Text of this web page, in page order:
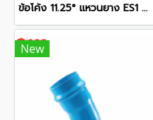
ข้อโค้ง 11.25° แหวนยาง ES1 SCG ขนาด 250 มม. (10 นิ้ว ) ชั้น 13.5
New